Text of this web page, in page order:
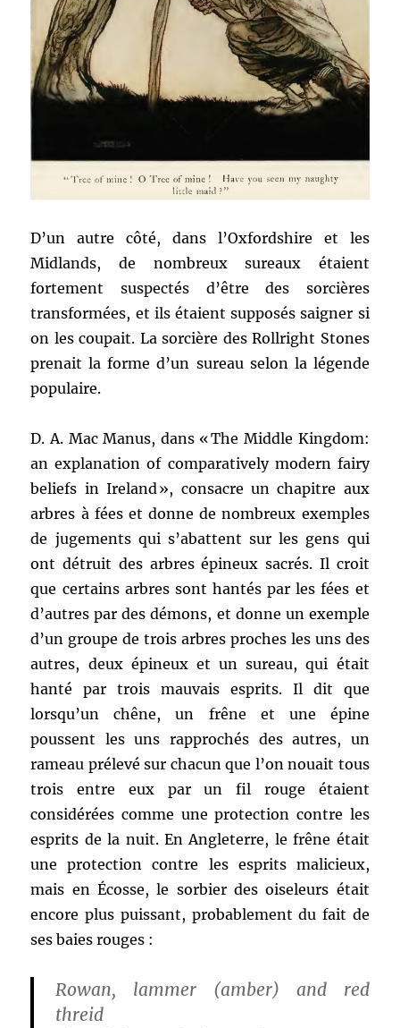
D’un autre côté, dans l’Oxfordshire et les
Midlands, de nombreux sureaux étaient
fortement suspectés d’être des sorcières
transformées, et ils étaient supposés saigner si
on les coupait. La sorcière des Rollright Stones
prenait la forme d’un sureau selon la légende
populaire.
D. A. Mac Manus, dans « The Middle Kingdom:
an explanation of comparatively modern fairy
beliefs in Ireland », consacre un chapitre aux
arbres à fées et donne de nombreux exemples
de jugements qui s’abattent sur les gens qui
ont détruit des arbres épineux sacrés. Il croit
que certains arbres sont hantés par les fées et
d’autres par des démons, et donne un exemple
d’un groupe de trois arbres proches les uns des
autres, deux épineux et un sureau, qui était
hanté par trois mauvais esprits. Il dit que
lorsqu’un chêne, un frêne et une épine
poussent les uns rapprochés des autres, un
rameau prélevé sur chacun que l’on nouait tous
trois entre eux par un fil rouge étaient
considérées comme une protection contre les
esprits de la nuit. En Angleterre, le frêne était
une protection contre les esprits malicieux,
mais en Écosse, le sorbier des oiseleurs était
encore plus puissant, probablement du fait de
ses baies rouges :
Rowan, lammer (amber) and red
threid